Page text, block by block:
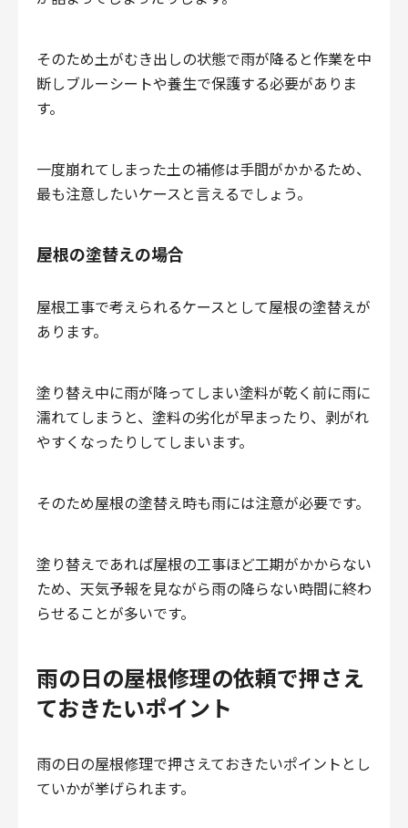
そのため土がむき出しの状態で雨が降ると作業を中
断しブルーシートや養生で保護する必要がありま
す。
一度崩れてしまった土の補修は手間がかかるため、
最も注意したいケースと言えるでしょう。
屋根の塗替えの場合
屋根工事で考えられるケースとして屋根の塗替えが
あります。
塗り替え中に雨が降ってしまい塗料が乾く前に雨に
濡れてしまうと、塗料の劣化が早まったり、剥がれ
やすくなったりしてしまいます。
そのため屋根の塗替え時も雨には注意が必要です。
塗り替えであれば屋根の工事ほど工期がかからない
ため、天気予報を見ながら雨の降らない時間に終わ
らせることが多いです。
雨の日の屋根修理の依頼で押さえ
ておきたいポイント
雨の日の屋根修理で押さえておきたいポイントとし
ていかが挙げられます。